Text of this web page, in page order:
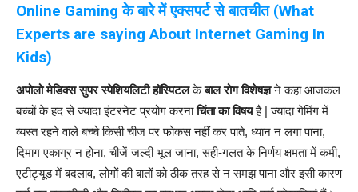
Online Gaming के बारे में एक्सपर्ट से बातचीत (What
Experts are saying About Internet Gaming In
Kids)
अपोलो मेडिक्स सुपर स्पेशियलिटी हॉस्पिटलकेबाल रोग विशेषज्ञने कहा आजकल
बच्चों के हद से ज्यादा इंटरनेट प्रयोग करनाचिंता का विषयहै | ज्यादा गेमिंग में
व्यस्त रहने वाले बच्चे किसी चीज पर फोकस नहीं कर पाते, ध्यान न लगा पाना,
दिमाग एकाग्र न होना, चीजें जल्दी भूल जाना, सही-गलत के निर्णय क्षमता में कमी,
एटीट्यूड में बदलाव, लोगों की बातों को ठीक तरह से न समझ पाना और इसी कारण